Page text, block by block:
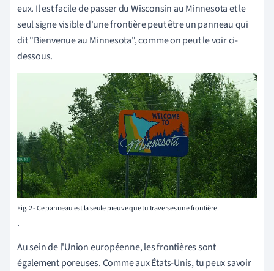
eux. Il est facile depasser du Wisconsin au Minnesota et le
seul signe visible d'une frontière peut être unpanneau qui
dit "Bienvenue au Minnesota", comme on peut le voir ci-
dessous.
Fig. 2 - Ce panneau est la seule preuve que tu traverses une frontière
.
Au sein de l'Union européenne, les frontières sont
également poreuses. Comme aux États-Unis, tu peux savoir